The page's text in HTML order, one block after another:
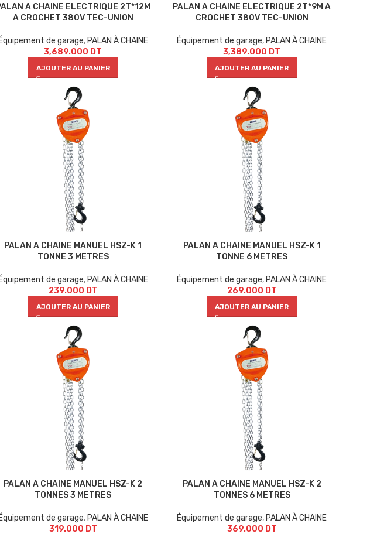
A CHAINE ELECTRIQUE 2T*12M
A CROCHET 380V TEC-UNION
Équipement de garage, PALAN À CHAINE
3,689.000 DT
AJOUTER AU PANIER
PALAN A CHAINE ELECTRIQUE 2T*9M A
CROCHET 380V TEC-UNION
Équipement de garage, PALAN À CHAINE
3,389.000 DT
AJOUTER AU PANIER
PALAN A CHAINE MANUEL HSZ-K 1
TONNE 3 METRES
Équipement de garage, PALAN À CHAINE
239.000 DT
AJOUTER AU PANIER
PALAN A CHAINE MANUEL HSZ-K 1
TONNE 6 METRES
Équipement de garage, PALAN À CHAINE
269.000 DT
AJOUTER AU PANIER
PALAN A CHAINE MANUEL HSZ-K 2
TONNES 3 METRES
Équipement de garage, PALAN À CHAINE
319.000 DT
PALAN A CHAINE MANUEL HSZ-K 2
TONNES 6 METRES
Équipement de garage, PALAN À CHAINE
369.000 DT